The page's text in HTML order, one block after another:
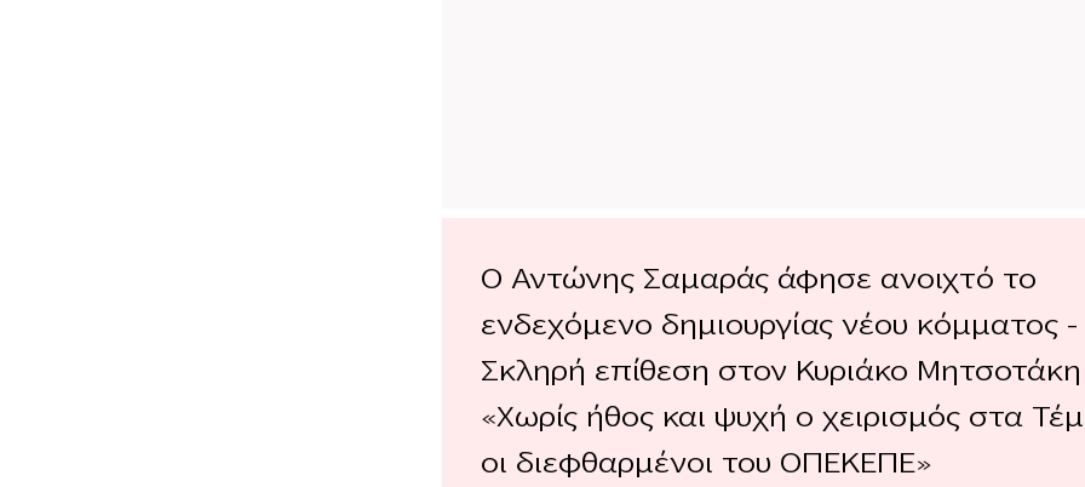
Ο Αντώνης Σαμαράς άφησε ανοιχτό το
ενδεχόμενο δημιουργίας νέου κόμματος –
Σκληρή επίθεση στον Κυριάκο Μητσοτάκη
«Χωρίς ήθος και ψυχή ο χειρισμός στα
οι διεφθαρμένοι του ΟΠΕΚΕΠΕ»